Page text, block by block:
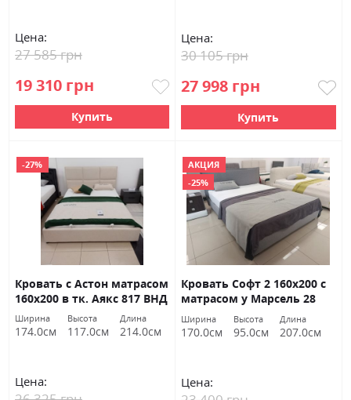
Цена:
19 310 грн
27 585 грн
Купить
Цена:
27 998 грн
30 105 грн
Купить
-27%
Кровать с Астон матрасом
160х200 в тк. Аякс 817 ВНД
Луцк Акция
Ширина
174.0см
Высота
117.0см
Длина
214.0см
Цена:
АКЦИЯ
-25%
Кровать Софт 2 160х200 с
матрасом у Марсель 28
ВНД Луцк Акция
Ширина
170.0см
Высота
95.0см
Длина
207.0см
Цена: